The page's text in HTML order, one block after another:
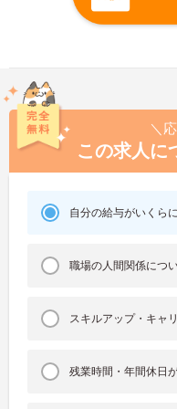
＼
この求人に
自分の給与がいくら
職場の人間関係につ
スキルアップ・キャ
残業時間・年間休日